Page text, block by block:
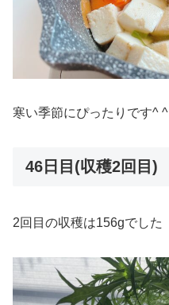
寒い季節にぴったりです^ ^
46日目(収穫2回目)
2回目の収穫は156gでした